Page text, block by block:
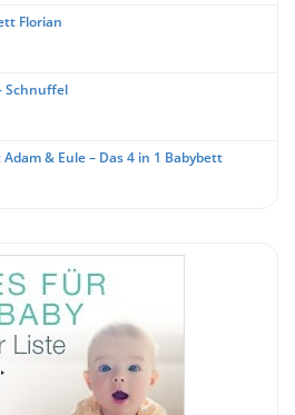
Florian
Schnuffel
& Eule – Das 4 in 1 Babybett